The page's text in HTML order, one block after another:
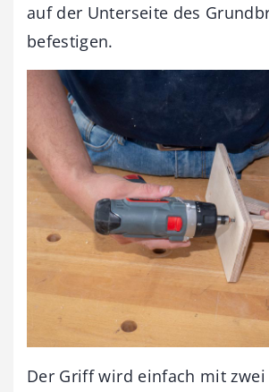
auf der Unterseite des
befestigen.
Der Griff wird einfach mit zwei